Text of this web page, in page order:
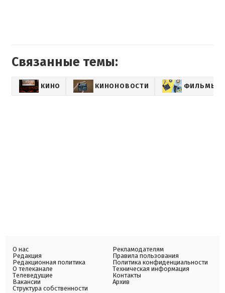
Связанные темы:
КИНО КИНОНОВОСТИ ФИЛЬМЫ
О нас
Редакция
Редакционная политика
О телеканале
Телеведущие
Вакансии
Структура собственности
Рекламодателям
Правила пользования
Политика конфиденциальности
Техническая информация
Контакты
Архив